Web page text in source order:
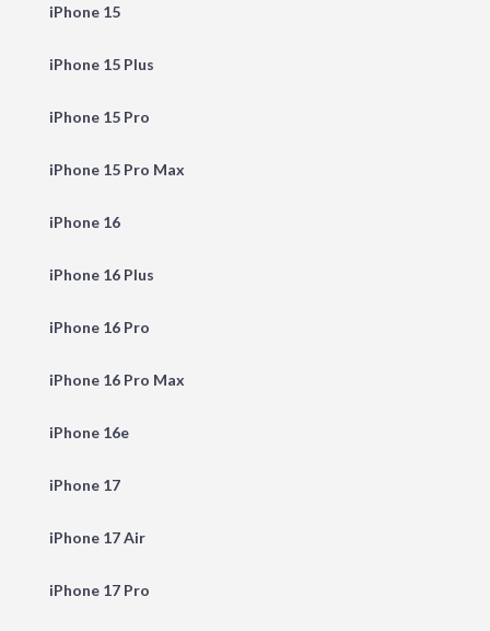
iPhone 15
iPhone 15 Plus
iPhone 15 Pro
iPhone 15 Pro Max
iPhone 16
iPhone 16 Plus
iPhone 16 Pro
iPhone 16 Pro Max
iPhone 16e
iPhone 17
iPhone 17 Air
iPhone 17 Pro